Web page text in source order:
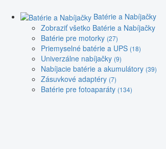
Batérie a Nabíjačky
Zobraziť všetko Batérie a Nabíjačky
Batérie pre motorky (27)
Priemyselné batérie a UPS (18)
Univerzálne nabíjačky (9)
Nabíjacie batérie a akumulátory (39)
Zásuvkové adaptéry (7)
Batérie pre fotoaparáty (134)